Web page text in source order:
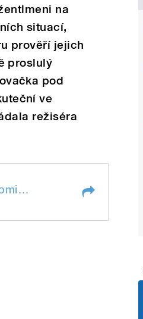
na
situací,
prověří jejich
proslulý
pod
ve
režiséra
Mrožka
Komorní Fidlovačka uvádí jednoaktovky Slawomira Mrožka